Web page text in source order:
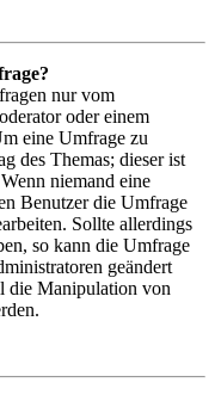
nur vom
oder einem
eine Umfrage zu
des Themas; dieser ist
niemand eine
Benutzer die Umfrage
Sollte allerdings
so kann die Umfrage
geändert
die Manipulation von